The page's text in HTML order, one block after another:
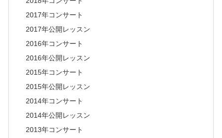
2017年コンサート
2017年公開レッスン
2016年コンサート
2016年公開レッスン
2015年コンサート
2015年公開レッスン
2014年コンサート
2014年公開レッスン
2013年コンサート